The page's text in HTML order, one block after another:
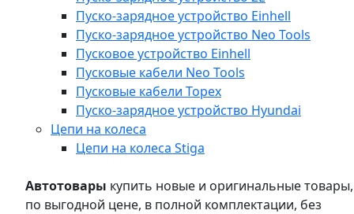
Пуско-зарядное устройство Einhell
Пуско-зарядное устройство Neo Tools
Пусковое устройство Einhell
Пусковые кабели Neo Tools
Пусковые кабели Topex
Пуско-зарядное устройство Hyundai
Цепи на колеса
Цепи на колеса Stiga
Автотовары купить новые и оригинальные товары,
по выгодной цене, в полной комплектации, без